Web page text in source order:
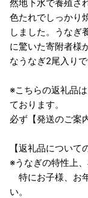
然地下水で養殖さ
色たれでしっかり
しました。うなぎ
に驚いた寄附者様
なうなぎ2尾入りで
※こちらの返礼品
ております。
必ず【発送のご案
【返礼品について
※うなぎの特性上
特にお子様、お
い。